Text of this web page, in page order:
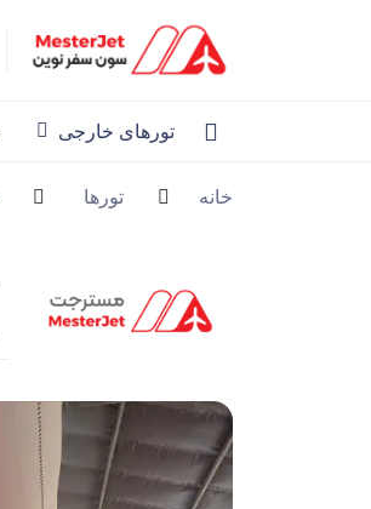
تورهای خارجی
خانه تورها